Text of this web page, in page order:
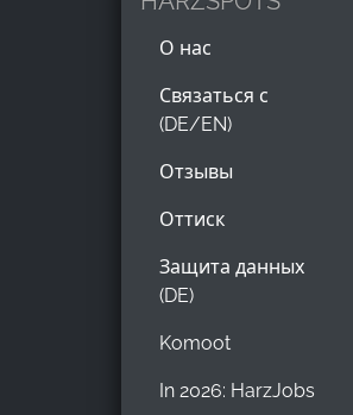
О нас
Связаться с
(DE/EN)
Отзывы
Оттиск
Защита данных
(DE)
Komoot
In 2026: HarzJobs